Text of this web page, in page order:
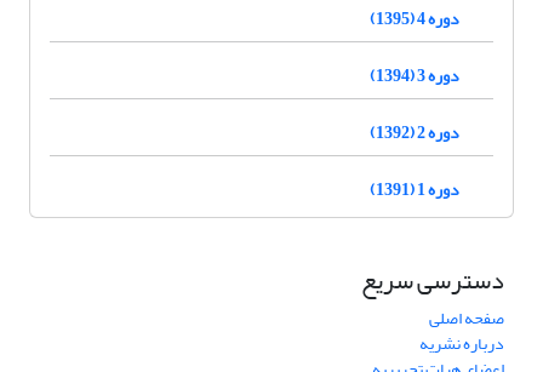
دوره 4 (1395)
دوره 3 (1394)
دوره 2 (1392)
دوره 1 (1391)
دسترسی سریع
صفحه اصلی
درباره نشریه